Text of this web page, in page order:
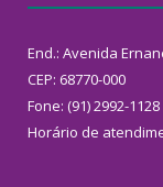
End.: Avenida
CEP: 68770-000
Fone: (91) 2992-1128
Horário de